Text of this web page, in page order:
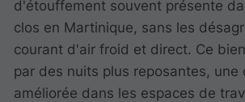
d'étouffement souvent présente
clos en Martinique, sans les
courant d'air froid et direct. Ce
par des nuits plus reposantes, une
améliorée dans les espaces de